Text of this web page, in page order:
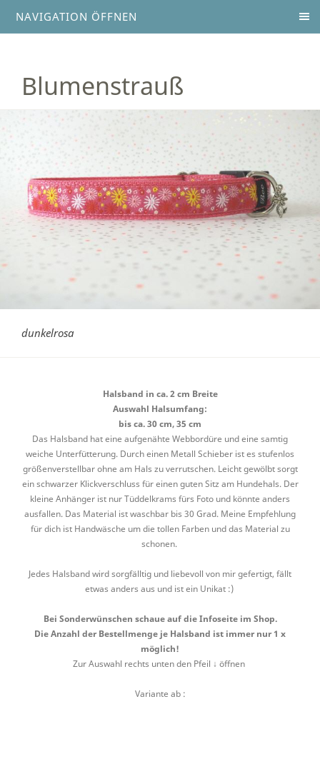
NAVIGATION ÖFFNEN
Blumenstrauß
dunkelrosa
Halsband in ca. 2 cm Breite
Auswahl Halsumfang:
bis ca. 30 cm, 35 cm
Das Halsband hat eine aufgenähte Webbordüre und eine samtig
weiche Unterfütterung. Durch einen Metall Schieber ist es stufenlos
größenverstellbar ohne am Hals zu verrutschen. Leicht gewölbt sorgt
ein schwarzer Klickverschluss für einen guten Sitz am Hundehals. Der
kleine Anhänger ist nur Tüddelkrams fürs Foto und könnte anders
ausfallen. Das Material ist waschbar bis 30 Grad. Meine Empfehlung
für dich ist Handwäsche um die tollen Farben und das Material zu
schonen.
Jedes Halsband wird sorgfälltig und liebevoll von mir gefertigt, fällt
etwas anders aus und ist ein Unikat :)
Bei Sonderwünschen schaue auf die Infoseite im Shop.
Die Anzahl der Bestellmenge je Halsband ist immer nur 1 x
möglich!
Zur Auswahl rechts unten den Pfeil ↓ öffnen
Variante ab :